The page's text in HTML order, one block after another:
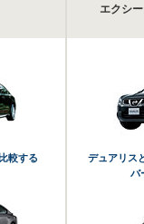
エクシ
較する
デュアリス
バ